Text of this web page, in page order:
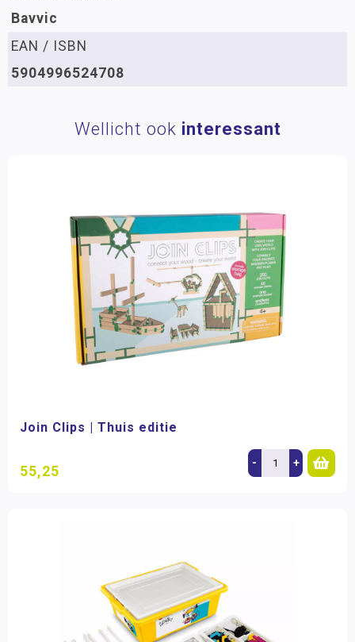
Bavvic
EAN / ISBN
5904996524708
Wellicht ook interessant
Join Clips | Thuis editie
55,25 - +